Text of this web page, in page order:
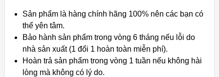
Sản phẩm là hàng chính hãng 100% nên các bạn có
thể yên tâm.
Bảo hành sản phẩm trong vòng 6 tháng nếu lỗi do
nhà sản xuất (1 đổi 1 hoàn toàn miễn phí).
Hoàn trả sản phẩm trong vòng 1 tuần nếu không hài
lòng mà không có lý do.